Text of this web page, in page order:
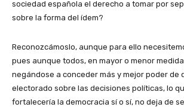
sociedad española el derecho a tomar por
sobre la forma del ídem?
Reconozcámoslo, aunque para ello
pues aunque todos, en mayor o menor
negándose a conceder más y mejor poder de
electorado sobre las decisiones políticas, lo
fortalecería la democracia sí o sí, no deja de